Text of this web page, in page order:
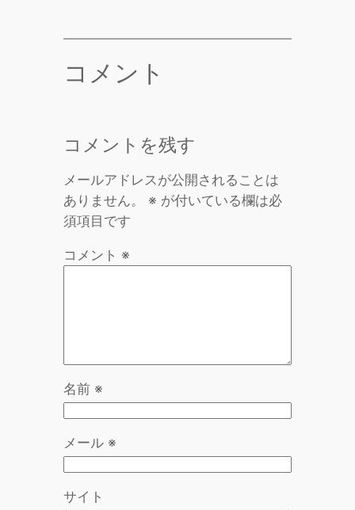
コメント
コメントを残す
メールアドレスが公開されることは
ありません。
※ が付いている欄は必
須項目です
コメント ※
名前 ※
メール ※
サイト